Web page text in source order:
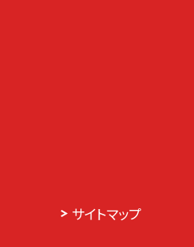
サイトマップ